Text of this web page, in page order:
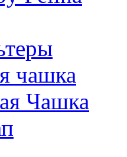
чашка
Чашка